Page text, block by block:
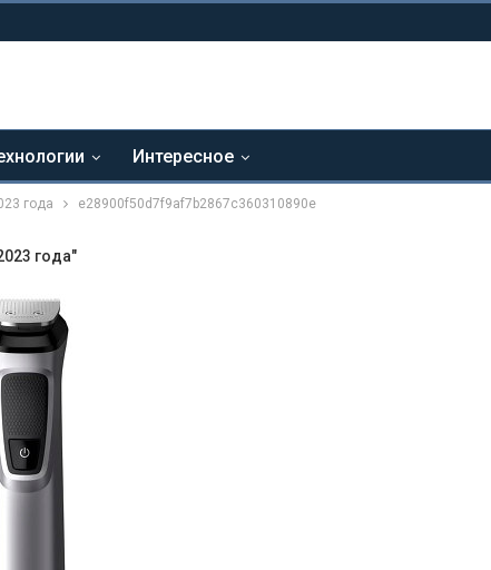
Интересное
года e28900f50d7f9af7b2867c360310890e
года"